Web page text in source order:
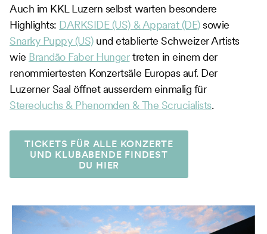
Auch im KKL Luzern selbst warten besondere
Highlights: DARKSIDE (US) & Apparat (DE)sowie
Snarky Puppy (US)und etablierte Schweizer Artists
wie Brandão Faber Hungertreten in einem der
renommiertesten Konzertsäle Europas auf. Der
Luzerner Saal öffnet ausserdem einmalig für
Stereoluchs & Phenomden & The Scrucialists.
TICKETS FÜR ALLE KONZERTE
UND KLUBABENDE FINDEST
DU HIER